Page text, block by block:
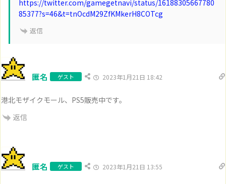
https://twitter.com/gamegetnavi/status/16188305667780
85377?s=46&t=tnOcdM29ZfKMkerH8COTcg
返信
匿名 ゲスト 2023年1月21日 18:42
港北モザイクモール、PS5販売中です。
返信
匿名 ゲスト 2023年1月21日 13:55